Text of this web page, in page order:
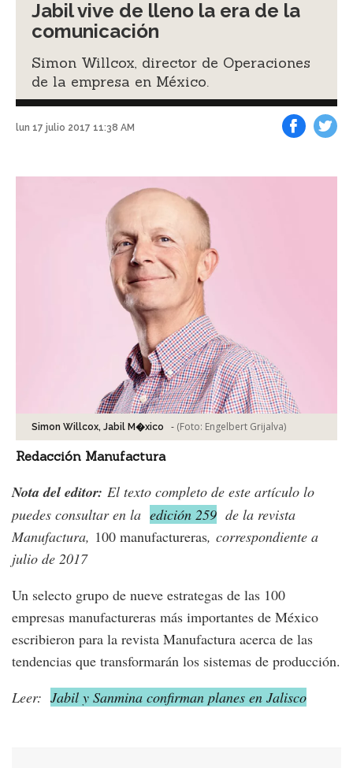
Jabil vive de lleno la era de la
comunicación
Simon Willcox, director de Operaciones
de la empresa en México.
lun 17 julio 2017 11:38 AM
Simon Willcox, Jabil M�xico - (Foto: Engelbert Grijalva)
Redacción Manufactura
Nota del editor: El texto completo de este artículo lo
puedes consultar en la edición 259 de la revista
Manufactura, 100 manufactureras, correspondiente a
julio de 2017
Un selecto grupo de nueve estrategas de las 100
empresas manufactureras más importantes de México
escribieron para la revista Manufactura acerca de las
tendencias que transformarán los sistemas de producción.
Leer: Jabil y Sanmina confirman planes en Jalisco